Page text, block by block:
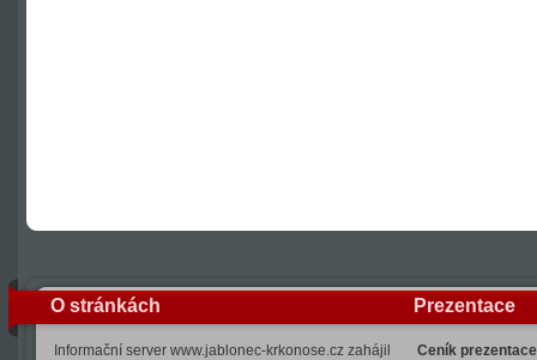
O stránkách
Informační server www.jablonec-krkonose.cz zahájil
Prezentace
Ceník